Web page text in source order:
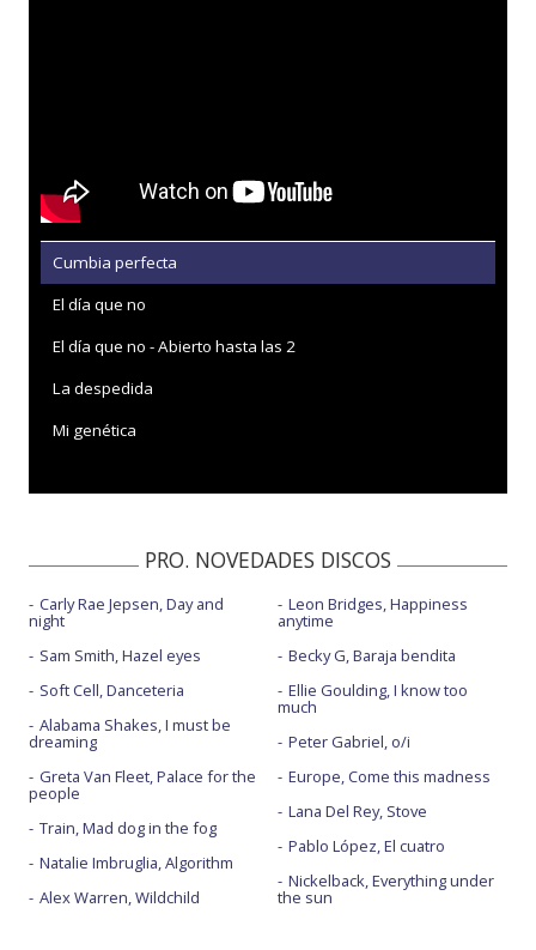
Cumbia perfecta
El día que no
El día que no - Abierto hasta las 2
La despedida
Mi genética
PRO. NOVEDADES DISCOS
Carly Rae Jepsen, Day and
night
Sam Smith, Hazel eyes
Soft Cell, Danceteria
Alabama Shakes, I must be
dreaming
Greta Van Fleet, Palace for the
people
Train, Mad dog in the fog
Natalie Imbruglia, Algorithm
Alex Warren, Wildchild
Leon Bridges, Happiness
anytime
Becky G, Baraja bendita
Ellie Goulding, I know too
much
Peter Gabriel, o/i
Europe, Come this madness
Lana Del Rey, Stove
Pablo López, El cuatro
Nickelback, Everything under
the sun